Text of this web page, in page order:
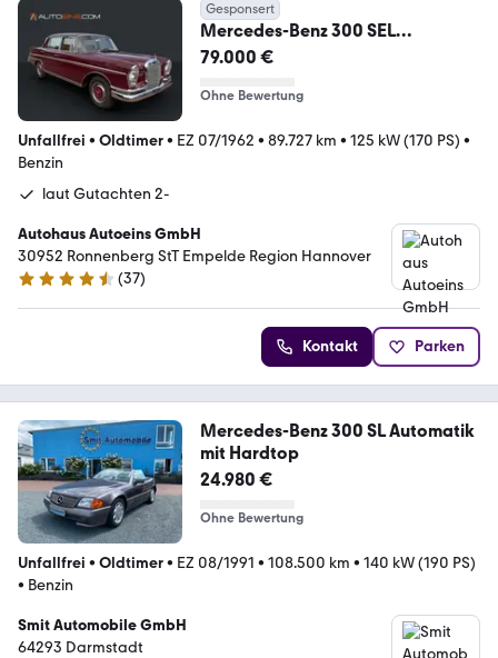
Gesponsert
Mercedes-Benz 300 SEL
Königflosse*Automatik*Neu
79.000 €
Ohne Bewertung
Unfallfrei • Oldtimer• EZ 07/1962 • 89.727 km • 125 kW (170 PS) •
Benzin
laut Gutachten 2-
Autohaus Autoeins GmbH
30952 Ronnenberg StT Empelde Region Hannover
4.7 Sterne
(37)
Kontakt Parken
Mercedes-Benz 300 SL Automatik
mit Hardtop
24.980 €
Ohne Bewertung
Unfallfrei • Oldtimer• EZ 08/1991 • 108.500 km • 140 kW (190 PS)
• Benzin
Smit Automobile GmbH
64293 Darmstadt